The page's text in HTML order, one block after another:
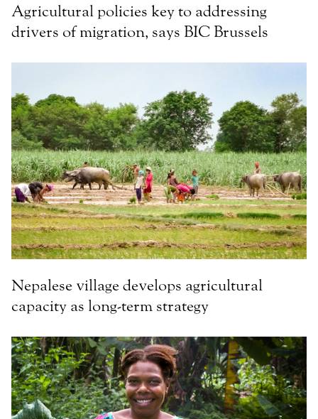
Agricultural policies key to addressing
drivers of migration, says BIC Brussels
Nepalese village develops agricultural
capacity as long-term strategy